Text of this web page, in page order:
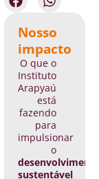
Nosso
impacto
O que o
Instituto
Arapyaú
está
fazendo
para
impulsionar
o
sustentável